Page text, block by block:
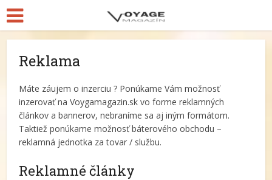
Reklama
Máte záujem o inzerciu ? Ponúkame Vám možnosť
inzerovať na Voygamagazin.sk vo forme reklamných
článkov a bannerov, nebraníme sa aj iným formátom.
Taktiež ponúkame možnosť báterového obchodu –
reklamná jednotka za tovar / službu.
Reklamné články